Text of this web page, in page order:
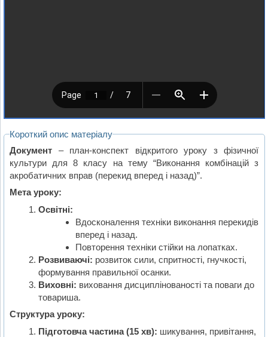
Короткий опис матеріалу
Документ – план-конспект відкритого уроку з фізичної
культури для 8 класу на тему “Виконання комбінацій з
акробатичних вправ (перекид вперед і назад)”.
Мета уроку:
Освітні:
Вдосконалення техніки виконання перекидів
вперед і назад.
Повторення техніки стійки на лопатках.
Розвиваючі: розвиток сили, спритності, гнучкості,
формування правильної осанки.
Виховні: виховання дисциплінованості та поваги до
товариша.
Структура уроку:
Підготовча частина (15 хв): шикування, привітання,